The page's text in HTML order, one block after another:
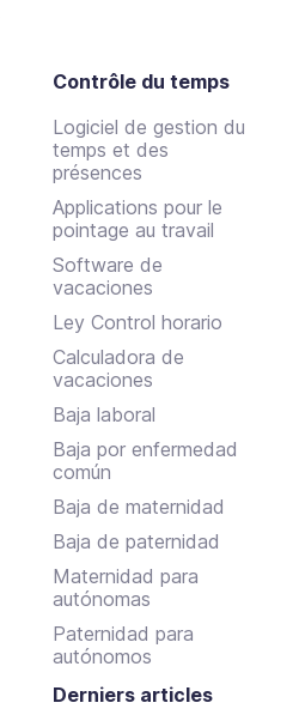
Contrôle du temps
Logiciel de gestion du
temps et des
présences
Applications pour le
pointage au travail
Software de
vacaciones
Ley Control horario
Calculadora de
vacaciones
Baja laboral
Baja por enfermedad
común
Baja de maternidad
Baja de paternidad
Maternidad para
autónomas
Paternidad para
autónomos
Derniers articles